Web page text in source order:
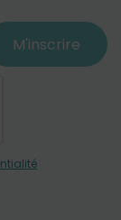
M'inscrire